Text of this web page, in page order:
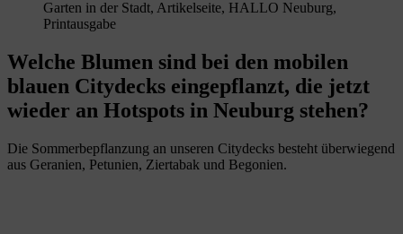
Garten in der Stadt, Artikelseite, HALLO Neuburg,
Printausgabe
Welche Blumen sind bei den mobilen
blauen Citydecks eingepflanzt, die jetzt
wieder an Hotspots in Neuburg stehen?
Die Sommerbepflanzung an unseren Citydecks besteht überwiegend
aus Geranien, Petunien, Ziertabak und Begonien.